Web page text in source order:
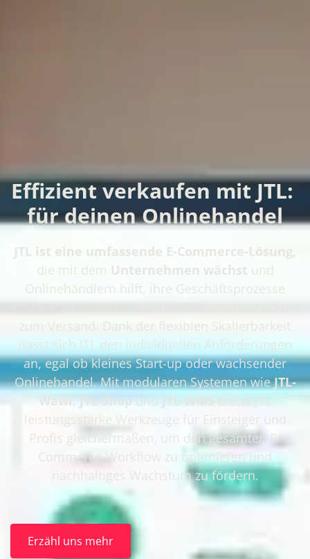
Effizient verkaufen mit JTL:
für deinen Onlinehandel
JTL ist eine umfassende E-Commerce-Lösung,
die mit dem Unternehmen wächst und
Onlinehändlern hilft, ihre Geschäftsprozesse
zum Versand. Dank der flexiblen Skalierbarkeit
passt sich JTL den individuellen Anforderungen
an, egal ob kleines Start-up oder wachsender
Onlinehandel. Mit modularen Systemen wieJTL-
Wawi,JTL-ShopundJTL-WMSbietet JTL
leistungsstarke Werkzeuge für Einsteiger und
Profis gleichermaßen, um den gesamten E-
Commerce-Workflow zu optimieren und
nachhaltiges Wachstum zu fördern.
Erzähl uns mehr